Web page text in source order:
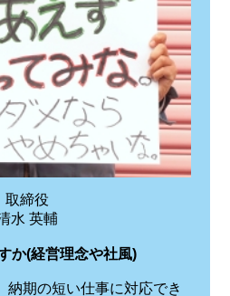
取締役
水 英輔
か(経営理念や社風)
納期の短い仕事に対応でき